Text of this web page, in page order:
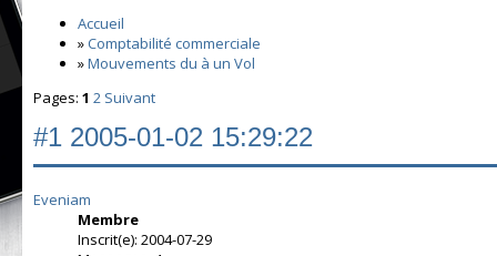
Accueil
»Comptabilité commerciale
»Mouvements du à un Vol
Pages: 1 2 Suivant
#1 2005-01-02 15:29:22
Eveniam
Membre
Inscrit(e): 2004-07-29